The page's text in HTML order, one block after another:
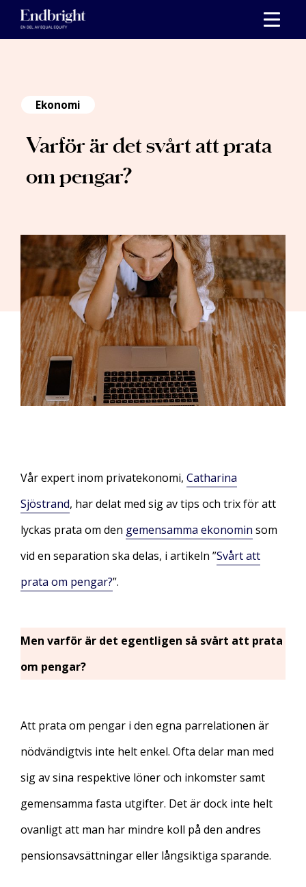
Skippa
innehåll
Ekonomi
Varför är det svårt att prata
om pengar?
Vår expert inom privatekonomi, Catharina
Sjöstrand, har delat med sig av tips och trix för att
lyckas prata om den gemensamma ekonomin som
vid en separation ska delas, i artikeln ”Svårt att
prata om pengar?”.
Men varför är det egentligen så svårt att prata
om pengar?
Att prata om pengar i den egna parrelationen är
nödvändigtvis inte helt enkel. Ofta delar man med
sig av sina respektive löner och inkomster samt
gemensamma fasta utgifter. Det är dock inte helt
ovanligt att man har mindre koll på den andres
pensionsavsättningar eller långsiktiga sparande.